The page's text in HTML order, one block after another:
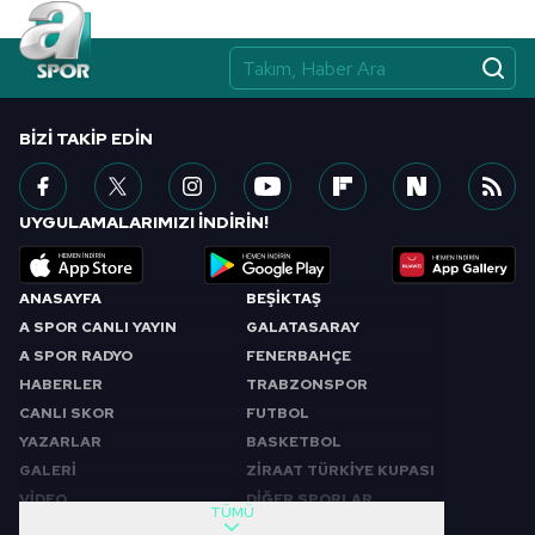
Çerezlere ilişkin tercihlerinizi aşağıda yer alan panel
vasıtasıyla belirleyebilirsiniz. Çerezlere ilişkin detaylı bilgi
için Ayarlar butonuna tıklayabilir,
Çerez Bilgilendirme
Metnimiziziyaret edebilirsiniz.
hazırlanmış Aydınlatma Metnimizi okumak ve sitemizde
ilgili mevzuata uygun olarak kullanılan çerezlerle ilgili bilgi
ANASAYFA
A SPOR CANLI YAYIN
A SPOR RADYO
HABERLER
CANLI SKOR
YAZARLAR
GALERİ
VİDEO
BEŞİKTAŞ
GALATASARAY
FENERBAHÇE
TRABZONSPOR
FUTBOL
BASKETBOL
ZİRAAT TÜRKİYE KUPASI
DİĞER SPORLAR
TÜMÜ
BIZI TAKIP EDIN
UYGULAMALARIMIZI İNDİRİN!